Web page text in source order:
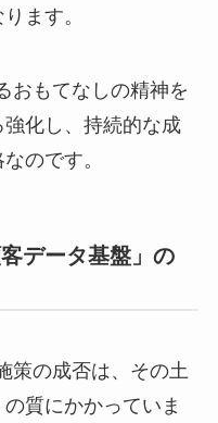
ます。
おもてなしの精神を
化し、持続的な成
のです。
データ基盤」の
策の成否は、その土
質にかかっていま